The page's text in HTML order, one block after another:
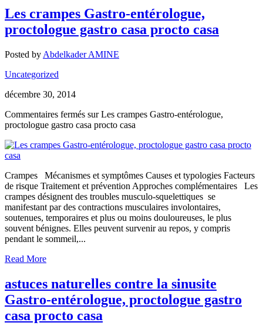
Les crampes Gastro-entérologue,
proctologue gastro casa procto casa
Posted by Abdelkader AMINE
Uncategorized
décembre 30, 2014
Commentaires fermés sur Les crampes Gastro-entérologue,
proctologue gastro casa procto casa
Crampes Mécanismes et symptômes Causes et typologies Facteurs
de risque Traitement et prévention Approches complémentaires Les
crampes désignent des troubles musculo-squelettiques se
manifestant par des contractions musculaires involontaires,
soutenues, temporaires et plus ou moins douloureuses, le plus
souvent bénignes. Elles peuvent survenir au repos, y compris
pendant le sommeil,...
Read More
astuces naturelles contre la sinusite
Gastro-entérologue, proctologue gastro
casa procto casa